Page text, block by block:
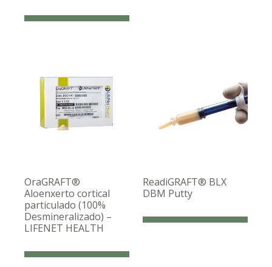
OraGRAFT®
Aloenxerto cortical
particulado (100%
Desmineralizado) –
LIFENET HEALTH
ReadiGRAFT® BLX
DBM Putty